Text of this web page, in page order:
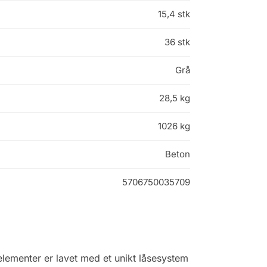
15,4 stk
36 stk
Grå
28,5 kg
1026 kg
Beton
5706750035709
er lavet med et unikt låsesystem